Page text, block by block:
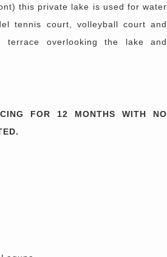
this private lake is used for water
tennis court, volleyball court and
terrace overlooking the lake and
FOR 12 MONTHS WITH NO